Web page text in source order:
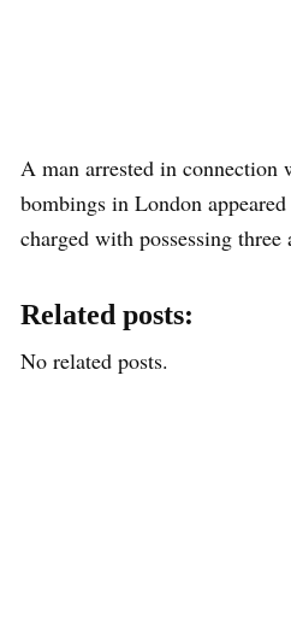
A man arrested in
bombings in London
charged with possessing
Related posts:
No related posts.